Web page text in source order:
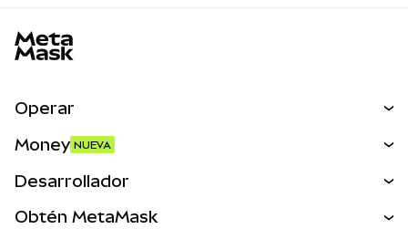
Operar
Activos del mundo real
Money NUEVA
Desarrollador
Obtén MetaMask